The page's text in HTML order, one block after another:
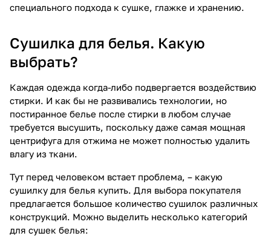
специального подхода к сушке, глажке и хранению.
Сушилка для белья. Какую
выбрать?
Каждая одежда когда-либо подвергается воздействию
стирки. И как бы не развивались технологии, но
постиранное белье после стирки в любом случае
требуется высушить, поскольку даже самая мощная
центрифуга для отжима не может полностью удалить
влагу из ткани.
Тут перед человеком встает проблема, – какую
сушилку для белья купить. Для выбора покупателя
предлагается большое количество сушилок различных
конструкций. Можно выделить несколько категорий
для сушек белья: